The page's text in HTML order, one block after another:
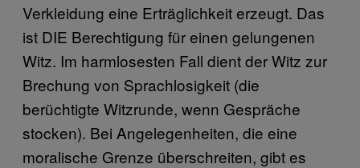
Verkleidung eine Erträglichkeit erzeugt. Das
ist DIE Berechtigung für einen gelungenen
Witz. Im harmlosesten Fall dient der Witz zur
Brechung von Sprachlosigkeit (die
berüchtigte Witzrunde, wenn Gespräche
stocken). Bei Angelegenheiten, die eine
moralische Grenze überschreiten, gibt es